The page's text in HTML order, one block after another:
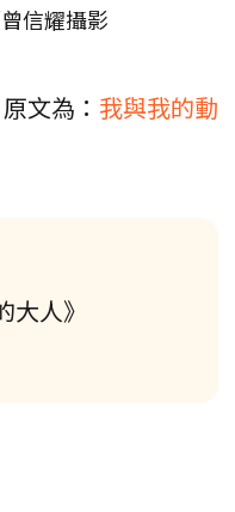
信耀攝影
文為： 我與我的動
人》